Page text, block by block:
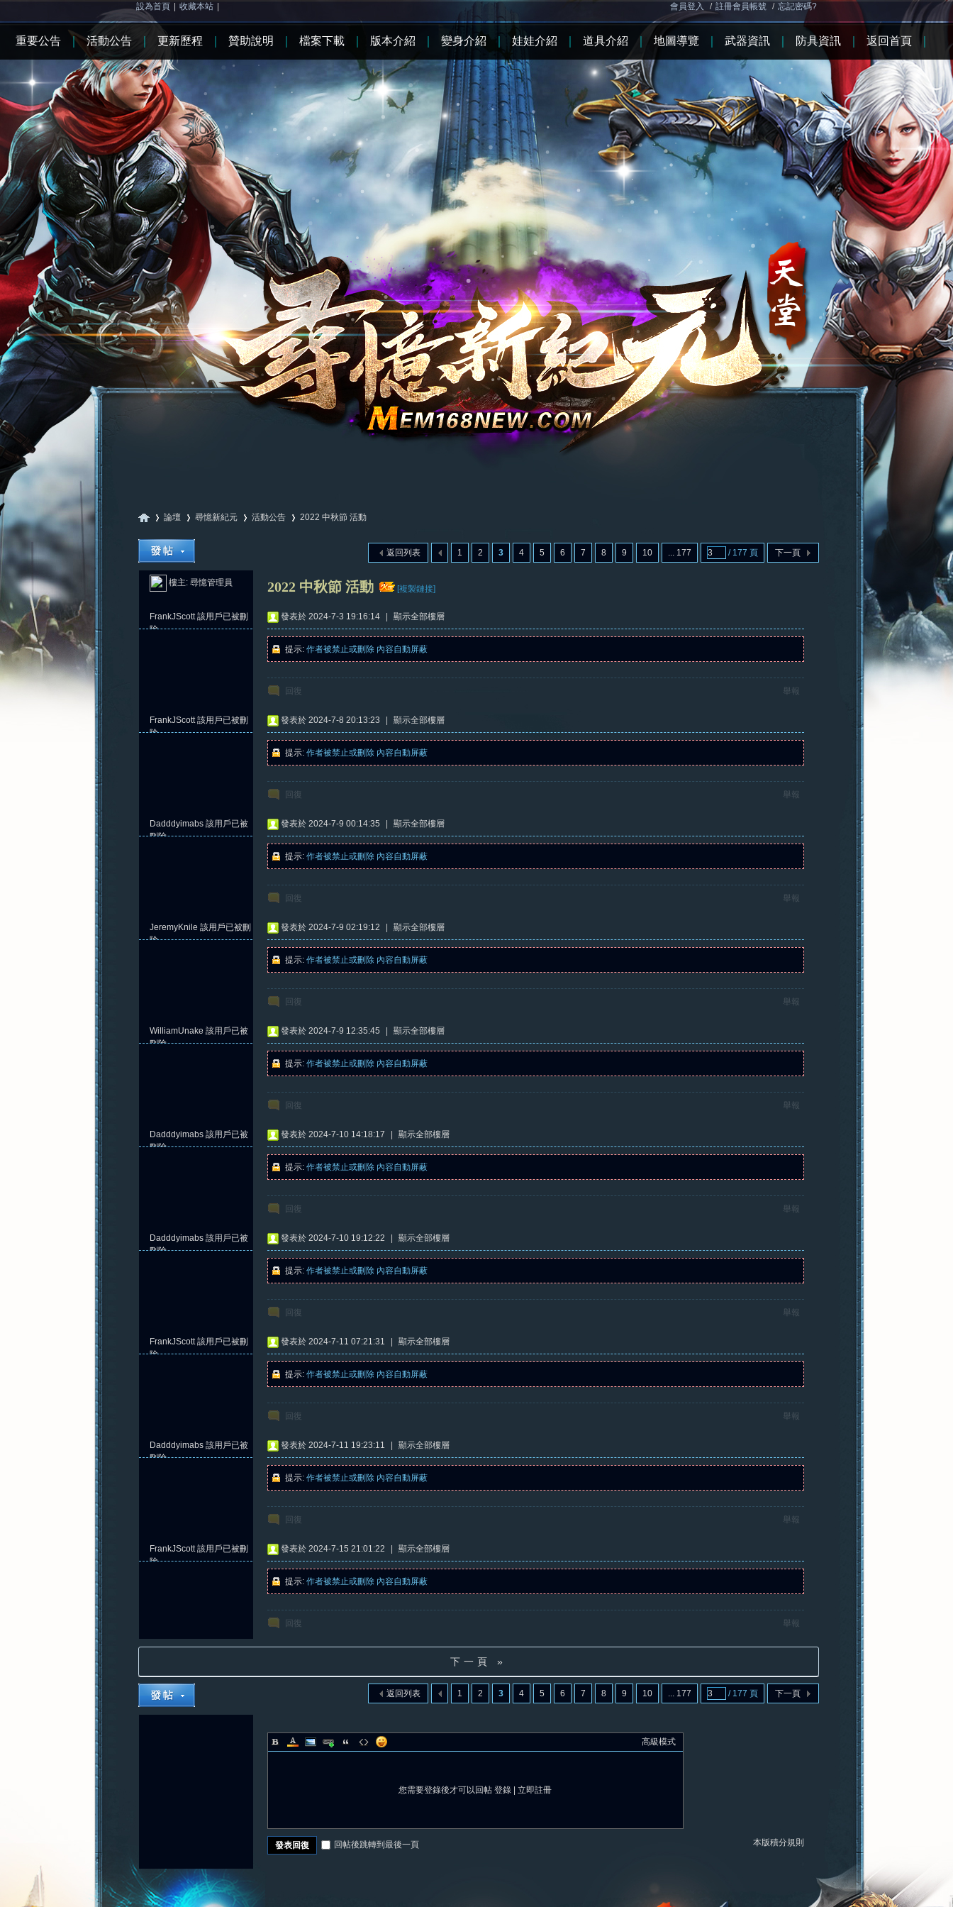
設為首頁 收藏本站 會員登入 / 註冊會員帳號 / 忘記密碼?
元
»
論壇
›
尋憶新紀元 活動公告 2022 中秋節 活動
1 2 3 4 5 6 7 8 9 10 ... 177 / 177 頁 下一頁
返回列表
樓主: 尋憶管理員 2022 中秋節 活動 [複製鏈接]
FrankJScott該用戶已被刪
除
發表於 2024-7-3 19:16:14 顯示全部樓層
提示: 作者被禁止或刪除 內容自動屏蔽
回復 舉報
FrankJScott該用戶已被刪
除
發表於 2024-7-8 20:13:23 顯示全部樓層
提示: 作者被禁止或刪除 內容自動屏蔽
回復 舉報
Dadddyimabs 該用戶已被
刪除
發表於 2024-7-9 00:14:35 顯示全部樓層
提示: 作者被禁止或刪除 內容自動屏蔽
回復 舉報
JeremyKnile 該用戶已被刪
除
發表於 2024-7-9 02:19:12 顯示全部樓層
提示: 作者被禁止或刪除 內容自動屏蔽
回復 舉報
WilliamUnake 該用戶已被
刪除
發表於 2024-7-9 12:35:45 顯示全部樓層
提示: 作者被禁止或刪除 內容自動屏蔽
回復 舉報
Dadddyimabs 該用戶已被
刪除
發表於 2024-7-10 14:18:17 顯示全部樓層
提示: 作者被禁止或刪除 內容自動屏蔽
回復 舉報
Dadddyimabs 該用戶已被
刪除
發表於 2024-7-10 19:12:22 顯示全部樓層
提示: 作者被禁止或刪除 內容自動屏蔽
回復 舉報
FrankJScott該用戶已被刪
除
發表於 2024-7-11 07:21:31 顯示全部樓層
提示: 作者被禁止或刪除 內容自動屏蔽
回復 舉報
Dadddyimabs 該用戶已被
刪除
發表於 2024-7-11 19:23:11 顯示全部樓層
提示: 作者被禁止或刪除 內容自動屏蔽
回復 舉報
FrankJScott該用戶已被刪
除
發表於 2024-7-15 21:01:22 顯示全部樓層
提示: 作者被禁止或刪除 內容自動屏蔽
回復 舉報
下一頁 »
1 2 3 4 5 6 7 8 9 10 ... 177 / 177 頁 下一頁
返回列表
高級模式
您需要登錄後才可以回帖 登錄 立即註冊
本版積分規則
發表回復 回帖後跳轉到最後一頁